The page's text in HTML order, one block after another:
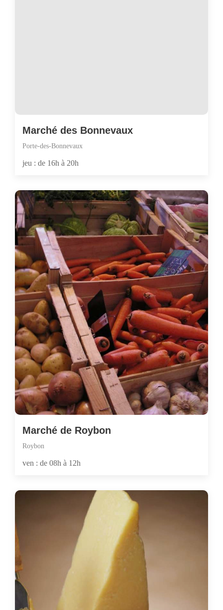
Marché des Bonnevaux
Porte-des-Bonnevaux
jeu : de 16h à 20h
Marché de Roybon
Roybon
ven : de 08h à 12h